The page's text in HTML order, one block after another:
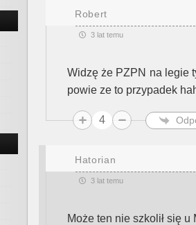
Robert
3 lat temu
Widzę że PZPN na legie
powie ze to przypadek
4
Hatorian
3 lat temu
Może ten nie szkolił się u